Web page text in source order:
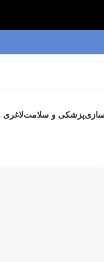
پزشکی و سلامت